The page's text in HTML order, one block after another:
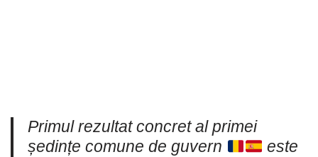
Primul rezultat concret al primei
ședințe comune de guvern
este